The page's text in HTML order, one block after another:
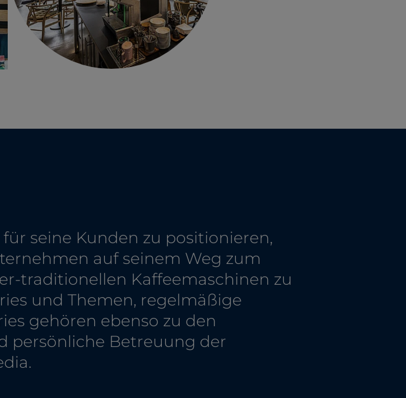
seine Kunden zu positionieren,
auf seinem Weg zum
traditionellen Kaffeemaschinen zu
und Themen, regelmäßige
gehören ebenso zu den
persönliche Betreuung der